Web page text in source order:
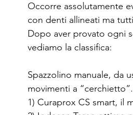
Occorre assolutamente
con denti allineati ma
Dopo aver provato ogni
vediamo la classifica:
Spazzolino manuale, da
movimenti a “cerchietto”.
1) Curaprox CS smart, il